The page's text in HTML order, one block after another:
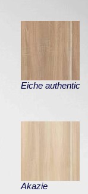
Eiche authentic
Akazie